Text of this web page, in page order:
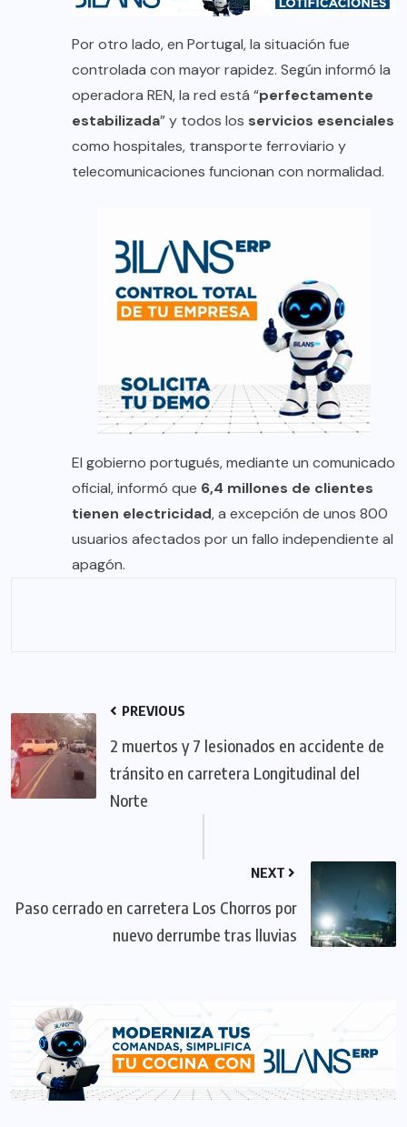
Por otro lado, en Portugal, la situación fue
controlada con mayor rapidez. Según informó la
operadora REN, la red está “perfectamente
estabilizada” y todos los servicios esenciales
como hospitales, transporte ferroviario y
telecomunicaciones funcionan con normalidad.
El gobierno portugués, mediante un comunicado
oficial, informó que 6,4 millones de clientes
tienen electricidad, a excepción de unos 800
usuarios afectados por un fallo independiente al
apagón.
PREVIOUS
2 muertos y 7 lesionados en accidente de
tránsito en carretera Longitudinal del
Norte
NEXT
Paso cerrado en carretera Los Chorros por
nuevo derrumbe tras lluvias